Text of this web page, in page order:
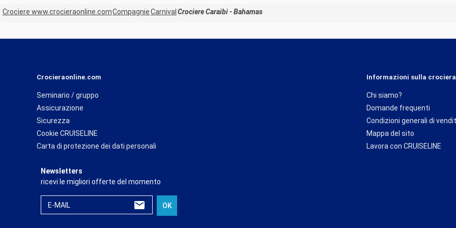
Crociere www.crocieraonline.comCompagnieCarnival Crociere Caraibi - Bahamas
Crocieraonline.com
Seminario / gruppo
Assicurazione
Sicurezza
Cookie CRUISELINE
Carta di protezione dei dati personali
Informazioni sulla crociera
Chi siamo?
Domande frequenti
Condizioni generali di
Mappa del sito
Lavora con CRUISELINE
Newsletters
ricevi le migliori offerte del momento
E-MAIL OK